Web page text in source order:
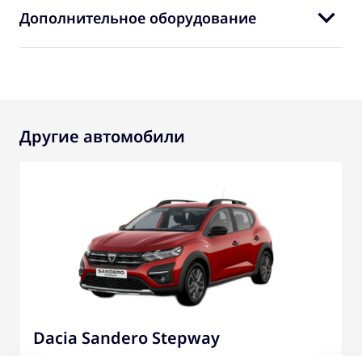
Дополнительное оборудование
Другие автомобили
Dacia Sandero Stepway